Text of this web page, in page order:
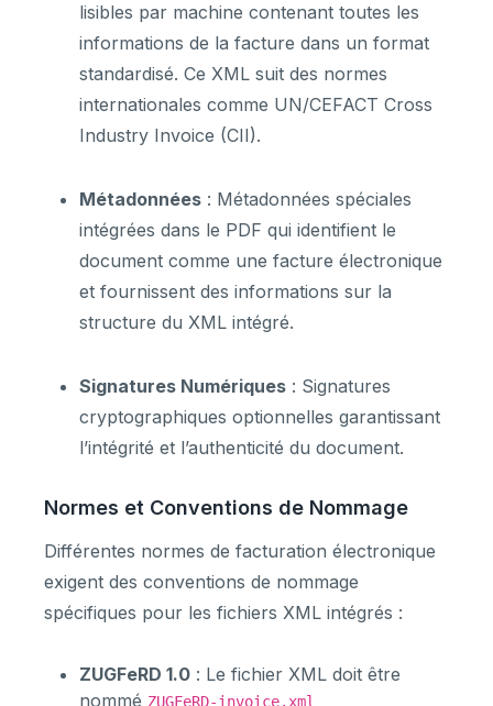
lisibles par machine contenant toutes les
informations de la facture dans un format
standardisé. Ce XML suit des normes
internationales comme UN/CEFACT Cross
Industry Invoice (CII).
Métadonnées : Métadonnées spéciales
intégrées dans le PDF qui identifient le
document comme une facture électronique
et fournissent des informations sur la
structure du XML intégré.
Signatures Numériques : Signatures
cryptographiques optionnelles garantissant
l’intégrité et l’authenticité du document.
Normes et Conventions de Nommage
Différentes normes de facturation électronique
exigent des conventions de nommage
spécifiques pour les fichiers XML intégrés :
ZUGFeRD 1.0 : Le fichier XML doit être
nommé ZUGFeRD-invoice.xml